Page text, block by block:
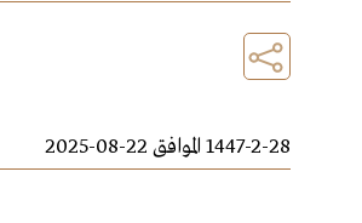
1447-2-28 الموافق 22-08-2025